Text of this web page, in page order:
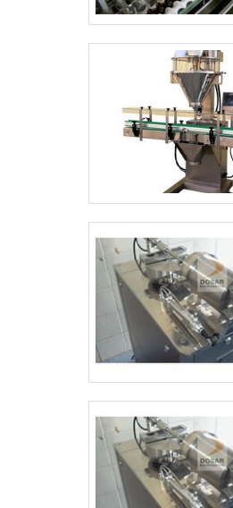
modernas e em
todos. A Dosar
empresa que tem
concorrência pela
que faz, fechando
entrega com
atividades.Não
em estuchadora vertical
que visar apenas
oferecer produtos e
ótima qualidade e
benefício,
que mostram o
empresa com seus
isso e muito mais
Solutions Brasil é
quando explanamos
máquinas e
farmacêutica,
veterinária e afins. O
tudo que há de mais
qualidade final para
MELHOR EMPRESA
melhor no ramo
equipamentos
farmacêutica,
veterinária e afins. É